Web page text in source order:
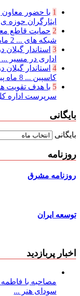
1 با حضور معاون
ایثارگران حوزه
2 حمایت قاطع
شبكه های ... 2 ماه پیش
3 استاندار
اداری در مسیر ...
4 استاندار
کاسپین ... 8 ماه پیش
5 با هدف تقویت
سرپرست اداره
بایگانی
بایگانی
روزنامه
روزنامه مشرق
توسعه ایران
اخبار پربازدید
مصاحبه با
سودای هنر ...